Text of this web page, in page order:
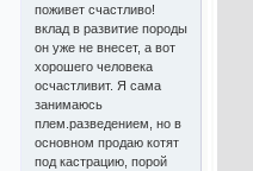
поживет счастливо!
вклад в развитие породы
он уже не внесет, а вот
хорошего человека
осчастливит. Я сама
занимаюсь
плем.разведением, но в
основном продаю котят
под кастрацию, порой